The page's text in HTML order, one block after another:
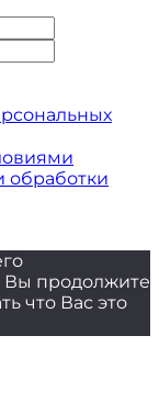
обработки
Вы продолжите
что Вас это